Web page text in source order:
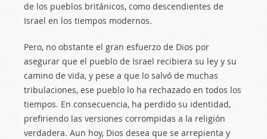
de los pueblos británicos, como descendientes de
Israel en los tiempos modernos.
Pero, no obstante el gran esfuerzo de Dios por
asegurar que el pueblo de Israel recibiera su ley y su
camino de vida, y pese a que lo salvó de muchas
tribulaciones, ese pueblo lo ha rechazado en todos los
tiempos. En consecuencia, ha perdido su identidad,
prefiriendo las versiones corrompidas a la religión
verdadera. Aun hoy, Dios desea que se arrepienta y